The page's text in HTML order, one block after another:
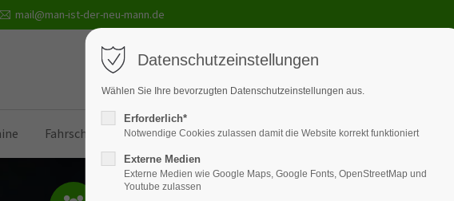
mail@man-ist-der-neu-mann.de
Fahrschule Lehrmittel Kurse Galerie Unterricht
Datenschutzeinstellungen
Wählen Sie Ihre bevorzugten Datenschutzeinstellungen aus.
Erforderlich*
Notwendige Cookies zulassen damit die Website korrekt funktioniert
Externe Medien
Externe Medien wie Google Maps, Google Fonts, OpenStreetMap und
Youtube zulassen